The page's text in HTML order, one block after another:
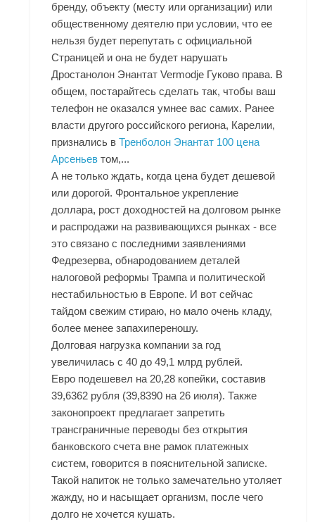
бренду, объекту (месту или организации) или
общественному деятелю при условии, что ее
нельзя будет перепутать с официальной
Страницей и она не будет нарушать
Дростанолон Энантат Vermodje Гуково права. В
общем, постарайтесь сделать так, чтобы ваш
телефон не оказался умнее вас самих. Ранее
власти другого российского региона, Карелии,
признались вТренболон Энантат 100 цена
Арсеньев том,...
А не только ждать, когда цена будет дешевой
или дорогой. Фронтальное укрепление
доллара, рост доходностей на долговом рынке
и распродажи на развивающихся рынках - все
это связано с последними заявлениями
Федрезерва, обнародованием деталей
налоговой реформы Трампа и политической
нестабильностью в Европе. И вот сейчас
тайдом свежим стираю, но мало очень кладу,
более менее запахипереношу.
Долговая нагрузка компании за год
увеличилась с 40 до 49,1 млрд рублей.
Евро подешевел на 20,28 копейки, составив
39,6362 рубля (39,8390 на 26 июля). Также
законопроект предлагает запретить
трансграничные переводы без открытия
банковского счета вне рамок платежных
систем, говорится в пояснительной записке.
Такой напиток не только замечательно утоляет
жажду, но и насыщает организм, после чего
долго не хочется кушать.